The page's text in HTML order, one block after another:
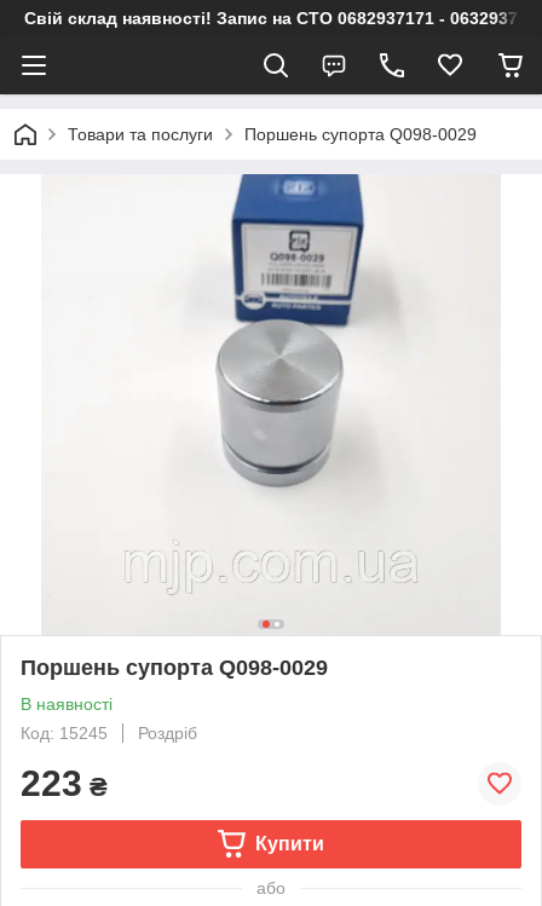
Свій склад наявності! Запис на СТО 0682937171 -
Товари та послуги Поршень супорта Q098-0029
Поршень супорта Q098-0029
В наявності
Код: 15245
Роздріб
223 ₴
Купити
або